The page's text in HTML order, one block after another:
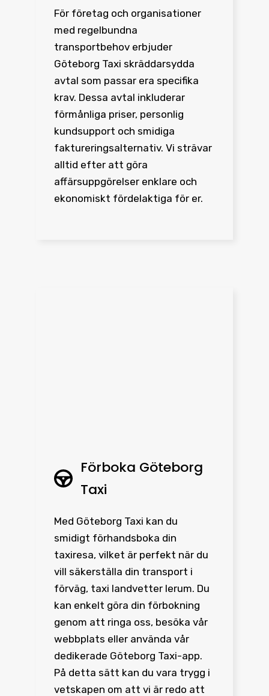
För företag och organisationer
med regelbundna
transportbehov erbjuder
Göteborg Taxi skräddarsydda
avtal som passar era specifika
krav. Dessa avtal inkluderar
förmånliga priser, personlig
kundsupport och smidiga
faktureringsalternativ. Vi strävar
alltid efter att göra
affärsuppgörelser enklare och
ekonomiskt fördelaktiga för er.
Förboka Göteborg
Taxi
Med Göteborg Taxi kan du
smidigt förhandsboka din
taxiresa, vilket är perfekt när du
vill säkerställa din transport i
förväg, taxi landvetter lerum. Du
kan enkelt göra din förbokning
genom att ringa oss, besöka vår
webbplats eller använda vår
dedikerade Göteborg Taxi-app.
På detta sätt kan du vara trygg i
vetskapen om att vi är redo att